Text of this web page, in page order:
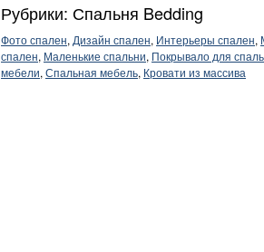
Рубрики: Спальня Bedding
Фото спален, Дизайн спален, Интерьеры спален,
спален, Маленькие спальни, Покрывало для
мебели, Спальная мебель, Кровати из массива